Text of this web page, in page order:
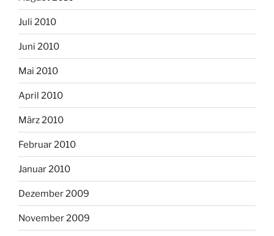
Juli 2010
Juni 2010
Mai 2010
April 2010
März 2010
Februar 2010
Januar 2010
Dezember 2009
November 2009